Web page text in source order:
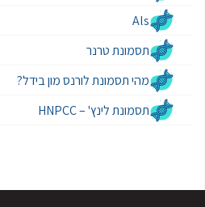
Als
תסמונת טרנר
מהי תסמונת לורנס מון בידל?
תסמונת לינץ' – HNPCC